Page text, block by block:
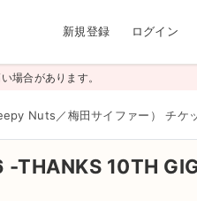
新規登録 ログイン
場合があります。
Nuts／梅田サイファー） チケ
-THANKS 10TH